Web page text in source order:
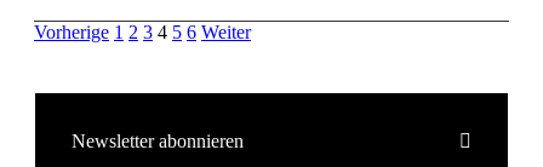
Vorherige 1 2 3 4 5 6 Weiter
Newsletter abonnieren